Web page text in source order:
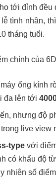
tới đỉnh
tình nhân,
tháng tuổi.
chính của
ống kính
đa lên tới
nhưng độ
live view
typevới
có khẩu độ từ
nhiên số